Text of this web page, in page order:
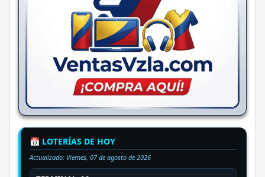
📅 LOTERÍAS DE HOY
Actualizado: Viernes, 07 de agosto de 2026